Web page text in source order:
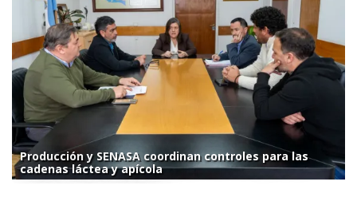
Producción y SENASA coordinan controles para las
cadenas láctea y apícola